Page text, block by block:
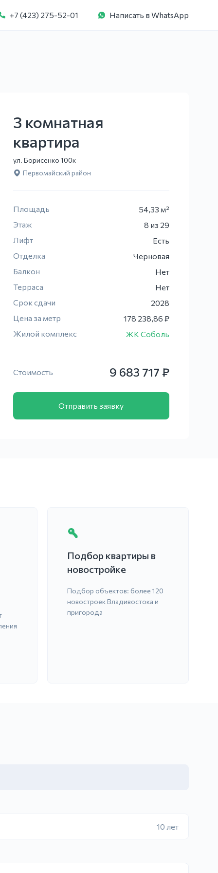
+7 (423) 275-52-01 Написать в WhatsApp
3 комнатная
квартира
ул. Борисенко 100к
Первомайский район
Площадь
54,33 м²
Этаж
8 из 29
Лифт
Есть
Отделка
Черновая
Балкон
Нет
Терраса
Нет
Срок сдачи
2028
Цена за метр
178 238,86 ₽
Жилой комплекс
ЖК Соболь
Стоимость 9 683 717 ₽
Отправить заявку
Подбор квартиры в
новостройке
Подбор объектов: более 120
новостроек Владивостока и
пригорода
10 лет